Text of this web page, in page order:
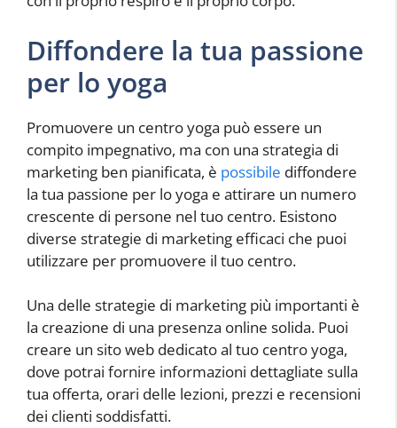
Diffondere la tua passione
per lo yoga
Promuovere un centro yoga può essere un
compito impegnativo, ma con una strategia di
marketing ben pianificata, è possibile diffondere
la tua passione per lo yoga e attirare un numero
crescente di persone nel tuo centro. Esistono
diverse strategie di marketing efficaci che puoi
utilizzare per promuovere il tuo centro.
Una delle strategie di marketing più importanti è
la creazione di una presenza online solida. Puoi
creare un sito web dedicato al tuo centro yoga,
dove potrai fornire informazioni dettagliate sulla
tua offerta, orari delle lezioni, prezzi e recensioni
dei clienti soddisfatti.